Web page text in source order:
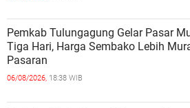
Pemkab Tulungagung Gelar Pasar
Tiga Hari, Harga Sembako Lebih
Pasaran
06/08/2026, 18:38 WIB